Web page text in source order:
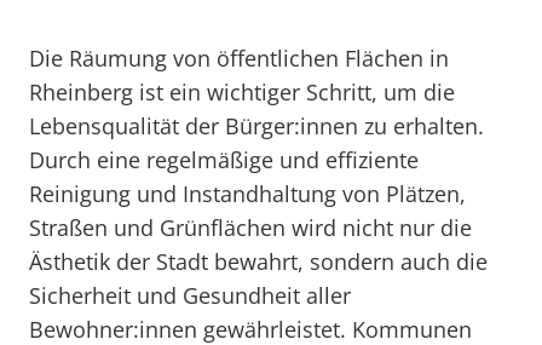
Die Räumung von öffentlichen Flächen in
Rheinberg ist ein wichtiger Schritt, um die
Lebensqualität der Bürger:innen zu erhalten.
Durch eine regelmäßige und effiziente
Reinigung und Instandhaltung von Plätzen,
Straßen und Grünflächen wird nicht nur die
Ästhetik der Stadt bewahrt, sondern auch die
Sicherheit und Gesundheit aller
Bewohner:innen gewährleistet. Kommunen